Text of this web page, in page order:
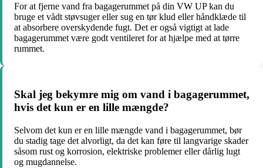
For at fjerne vand fra bagagerummet på din VW UP kan du
bruge et vådt støvsuger eller sug en tør klud eller håndklæde til
at absorbere overskydende fugt. Det er også vigtigt at lade
bagagerummet være godt ventileret for at hjælpe med at tørre
rummet.
Skal jeg bekymre mig om vand i bagagerummet,
hvis det kun er en lille mængde?
Selvom det kun er en lille mængde vand i bagagerummet, bør
du stadig tage det alvorligt, da det kan føre til langvarige skader
såsom rust og korrosion, elektriske problemer eller dårlig lugt
og mugdannelse.